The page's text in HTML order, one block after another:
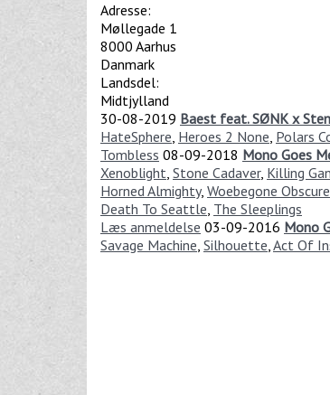
Adresse:
Møllegade 1
8000 Aarhus
Danmark
Landsdel:
Midtjylland
30-08-2019 Baest feat. SØNK x
HateSphere, Heroes 2 None, Polars
Tombless 08-09-2018 Mono Goes
Xenoblight, Stone Cadaver, Killing
Horned Almighty, Woebegone
Death To Seattle, The Sleeplings
Læs anmeldelse 03-09-2016 Mono
Savage Machine, Silhouette,Act Of